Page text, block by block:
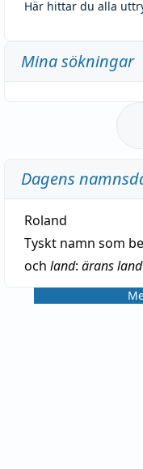
Här hittar du alla
Mina sökningar
Dagens
Roland
Tyskt namn som
och land: ärans land